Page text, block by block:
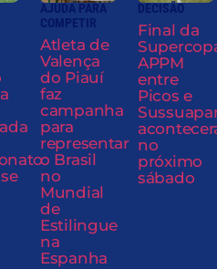
AJUDA PARA
COMPETIR
Atleta de
Valença
do Piauí
faz
campanha
para
representar
o Brasil
no
Mundial
de
Estilingue
na
Espanha
DECISÃO
Final da
APPM
entre
Picos e
no
próximo
sábado